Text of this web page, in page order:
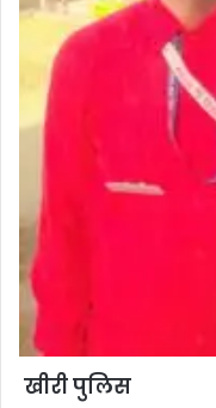
खीरी पुलिस